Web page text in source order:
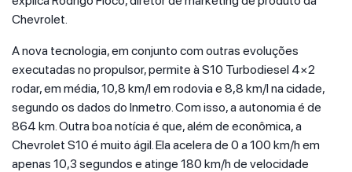
Chevrolet.
A nova tecnologia, em conjunto com outras evoluções
executadas no propulsor, permite à S10 Turbodiesel 4×2
rodar, em média, 10,8 km/l em rodovia e 8,8 km/l na cidade,
segundo os dados do Inmetro. Com isso, a autonomia é de
864 km. Outra boa notícia é que, além de econômica, a
Chevrolet S10 é muito ágil. Ela acelera de 0 a 100 km/h em
apenas 10,3 segundos e atinge 180 km/h de velocidade